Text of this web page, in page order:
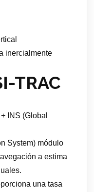
inercialmente
TRAC
INS (Global
System) módulo
a estima
una tasa